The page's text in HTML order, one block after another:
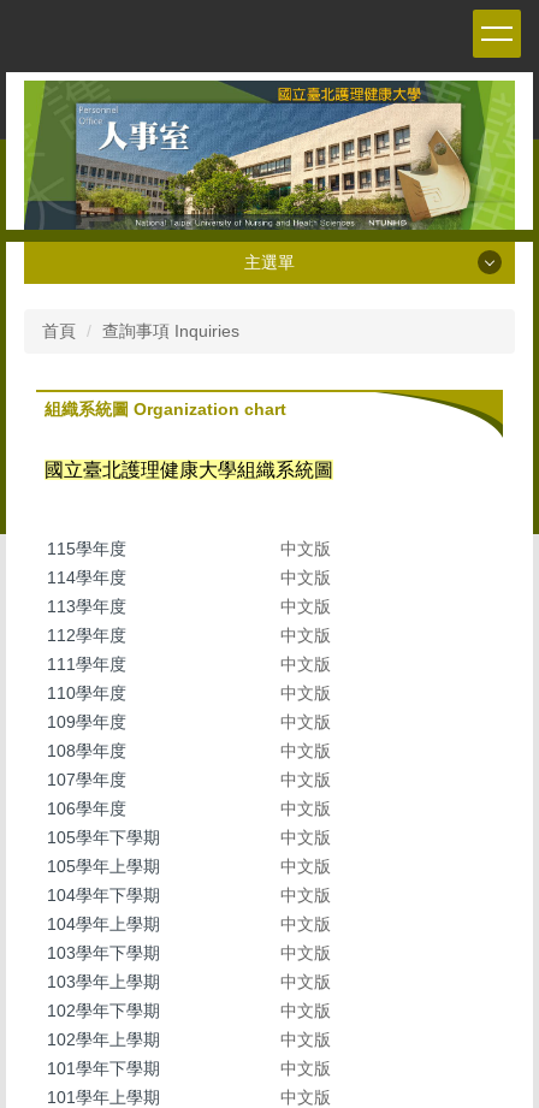
主選單
人員職掌 Staff
人事法令 Personnel Management Regulations and
求職徵才 Recruitment
表單下載 Download
勤休制度專區
活動剪影 Snapshot of activities
專案計畫人員專區 Project Planner Area
學生兼任助理/臨時工專區 Part-time student
assistant/Temporary worker
計畫類專任/兼任助理薪資表 Project assistant/Part-time
assistant salary scale
教師產業研習或研究專區 Faculty industry study or
research
個人資料保護專區 Personal information maintenance
標準作業流程 Standard operating procedures
首頁 查詢事項 Inquiries
組織系統圖 Organization chart
國立臺北護理健康大學組織系統圖
115學年度
中文版
114學年度
中文版
113學年度
中文版
112學年度
中文版
111學年度
中文版
110學年度
中文版
109學年度
中文版
108學年度
中文版
107學年度
中文版
106學年度
中文版
105學年下學期
中文版
105學年上學期
中文版
104學年下學期
中文版
104學年上學期
中文版
103學年下學期
中文版
103學年上學期
中文版
102學年下學期
中文版
102學年上學期
中文版
101學年下學期
中文版
101學年上學期
中文版